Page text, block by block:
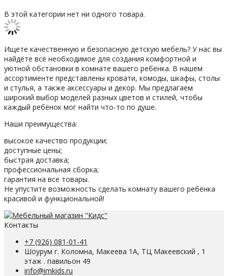
В этой категории нет ни одного товара.
Ищете качественную и безопасную детскую мебель? У нас вы
найдёте всё необходимое для создания комфортной и
уютной обстановки в комнате вашего ребёнка. В нашем
ассортименте представлены кровати, комоды, шкафы, столы
и стулья, а также аксессуары и декор. Мы предлагаем
широкий выбор моделей разных цветов и стилей, чтобы
каждый ребёнок мог найти что-то по душе.
Наши преимущества:
высокое качество продукции;
доступные цены;
быстрая доставка;
профессиональная сборка;
гарантия на все товары.
Не упустите возможность сделать комнату вашего ребёнка
красивой и функциональной!
Контакты
+7 (926) 081-01-41
Шоурум г. Коломна, Макеева 1А, ТЦ Макеевский , 1
этаж . павильон 49
info@imkids.ru